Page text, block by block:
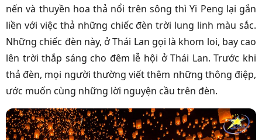
nến và thuyền hoa thả nổi trên sông thì Yi Peng lại gắn
liền với việc thả những chiếc đèn trời lung linh màu sắc.
Những chiếc đèn này, ở Thái Lan gọi là khom loi, bay cao
lên trời thắp sáng cho đêm lễ hội ở Thái Lan. Trước khi
thả đèn, mọi người thường viết thêm những thông điệp,
ước muốn cùng những lời nguyện cầu trên đèn.